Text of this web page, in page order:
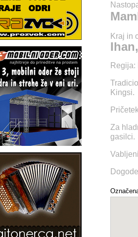
Kraj in
Regija:
Kingsi.
Za
gasilci.